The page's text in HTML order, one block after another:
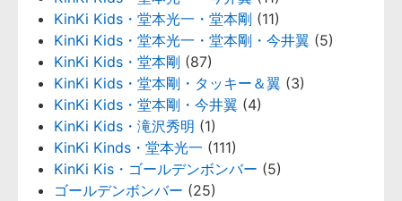
KinKi Kids・堂本光一・堂本剛 (11)
KinKi Kids・堂本光一・堂本剛・今井翼 (5)
KinKi Kids・堂本剛 (87)
KinKi Kids・堂本剛・タッキー＆翼 (3)
KinKi Kids・堂本剛・今井翼 (4)
KinKi Kids・滝沢秀明 (1)
KinKi Kinds・堂本光一 (111)
KinKi Kis・ゴールデンボンバー (5)
ゴールデンボンバー (25)